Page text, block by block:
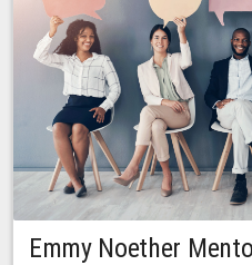
Emmy Noether